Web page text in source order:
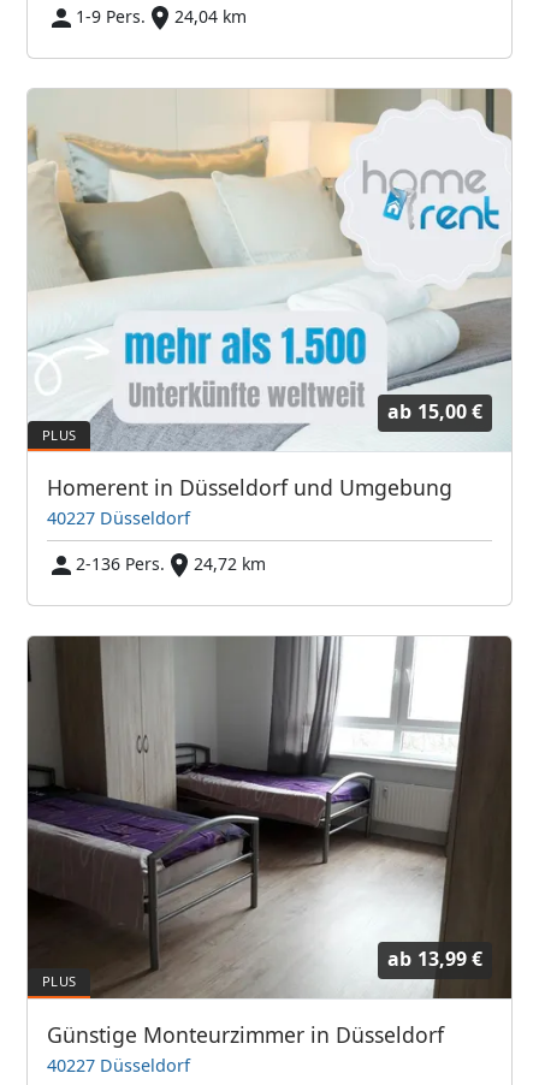
1-9 Pers.
24,04 km
ab 15,00 €
Homerent in Düsseldorf und Umgebung
40227 Düsseldorf
2-136 Pers.
24,72 km
ab 13,99 €
Günstige Monteurzimmer in Düsseldorf
40227 Düsseldorf